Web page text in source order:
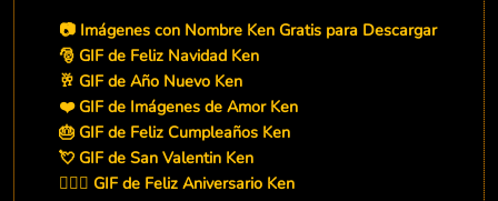
📷 Imágenes con Nombre Ken Gratis para Descargar
🎅 GIF de Feliz Navidad Ken
🥂 GIF de Año Nuevo Ken
❤️ GIF de Imágenes de Amor Ken
🎂 GIF de Feliz Cumpleaños Ken
💘 GIF de San Valentin Ken
👨‍❤️‍👨 GIF de Feliz Aniversario Ken